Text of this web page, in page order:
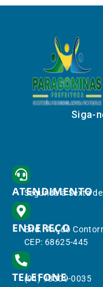
Siga-
ATENDIMENTO
Segunda à Sexta
ENDEREÇO
End.: Av. do
CEP: 68625-445
TELEFONE
(91) 98309-0035